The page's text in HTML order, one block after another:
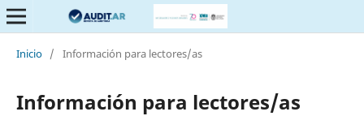
Inicio / Información para lectores/as
Información para lectores/as